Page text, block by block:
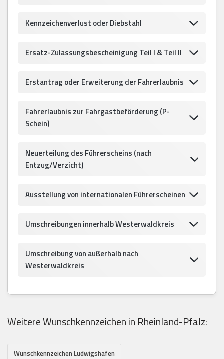
Kennzeichenverlust oder Diebstahl
Ersatz-Zulassungsbescheinigung Teil I & Teil II
Erstantrag oder Erweiterung der Fahrerlaubnis
Fahrerlaubnis zur Fahrgastbeförderung (P-
Schein)
Neuerteilung des Führerscheins (nach
Entzug/Verzicht)
Ausstellung von internationalen Führerscheinen
Umschreibungen innerhalb Westerwaldkreis
Umschreibung von außerhalb nach
Westerwaldkreis
Weitere Wunschkennzeichen in Rheinland-Pfalz:
Wunschkennzeichen Ludwigshafen